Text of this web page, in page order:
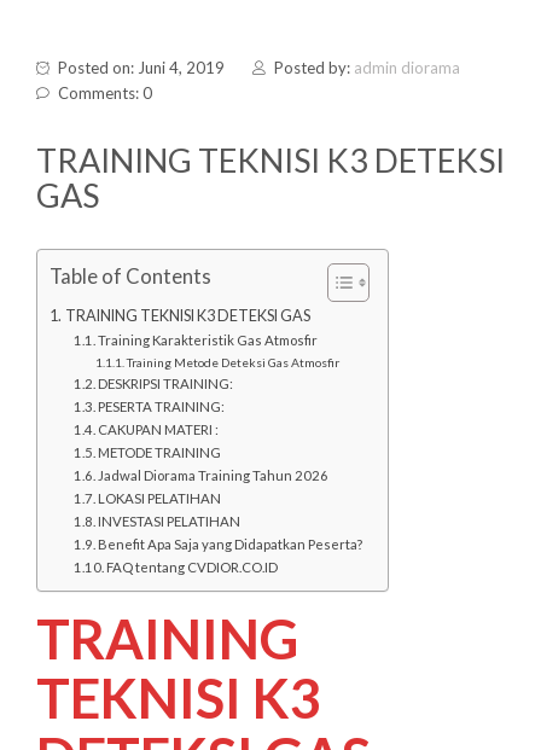
Posted on: Juni 4, 2019 Posted by: admin diorama
Comments: 0
TRAINING TEKNISI K3 DETEKSI
GAS
Table of Contents
TRAINING TEKNISI K3 DETEKSI GAS
Training Karakteristik Gas Atmosfir
Training Metode Deteksi Gas Atmosfir
DESKRIPSI TRAINING:
PESERTA TRAINING:
CAKUPAN MATERI :
METODE TRAINING
Jadwal Diorama Training Tahun 2026
LOKASI PELATIHAN
INVESTASI PELATIHAN
Benefit Apa Saja yang Didapatkan Peserta?
FAQ tentang CVDIOR.CO.ID
TRAINING
TEKNISI K3